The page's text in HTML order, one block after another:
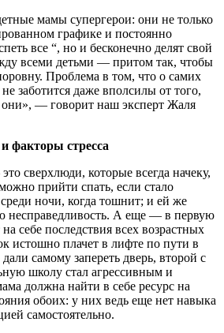
мамы супергерои: они не только
графике и постоянно
все “, но и бесконечно делят свой
всеми детьми — притом так, чтобы
Проблема в том, что о самих
заботится даже вполсилы от того,
они», — говорит наш эксперт Жаля
факторы стресса
сверхлюди, которые всегда начеку,
прийти спать, если стало
ночи, когда тошнит; и ей же
несправедливость. А еще — в первую
себе последствия всех возрастных
истошно плачет в лифте по пути в
самому запереть дверь, второй с
школу стал агрессивным и
должна найти в себе ресурс на
обоих: у них ведь еще нет навыка
самостоятельно.